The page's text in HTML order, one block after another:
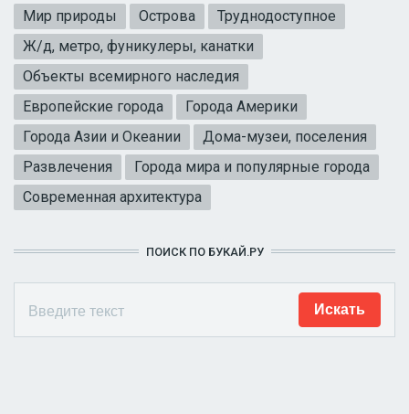
Мир природы
Острова
Труднодоступное
Ж/д, метро, фуникулеры, канатки
Объекты всемирного наследия
Европейские города
Города Америки
Города Азии и Океании
Дома-музеи, поселения
Развлечения
Города мира и популярные города
Современная архитектура
ПОИСК ПО БУКАЙ.РУ